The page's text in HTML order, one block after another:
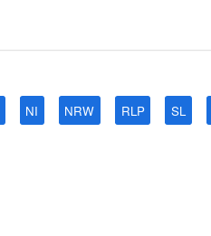
NI NRW RLP SL